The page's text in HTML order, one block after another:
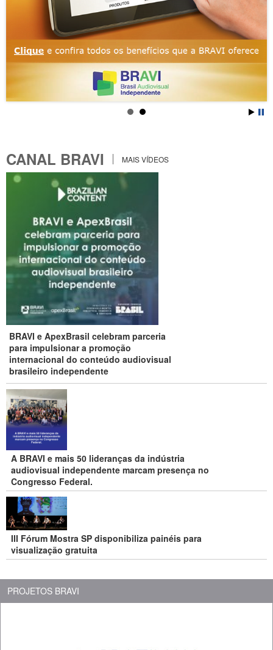
CANAL BRAVI MAIS VÍDEOS
BRAVI e ApexBrasil celebram parceria
para impulsionar a promoção
internacional do conteúdo audiovisual
brasileiro independente
A BRAVI e mais 50 lideranças da indústria
audiovisual independente marcam presença no
Congresso Federal.
III Fórum Mostra SP disponibiliza painéis para
visualização gratuita
PROJETOS BRAVI